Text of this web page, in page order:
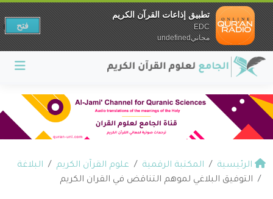
الرئيسية المكتبة الرقمية علوم القرآن الكريم
البلاغة
التوفيق البلاغي لموهم التناقض في القران الكريم
تطبيق إذاعات القرآن الكريم
EDC
مجانيundefined
فتح